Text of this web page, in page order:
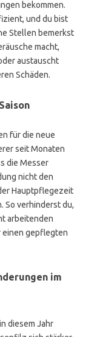
bekommen.
und du bist
Stellen bemerkst
macht,
austauscht
Schäden.
für die neue
seit Monaten
die Messer
nicht den
Hauptpflegezeit
So verhinderst du,
arbeitenden
einen gepflegten
im
diesem Jahr